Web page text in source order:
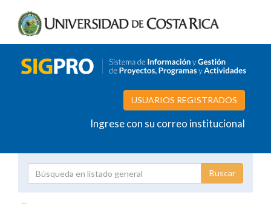
USUARIOS REGISTRADOS
Ingrese con su correo institucional